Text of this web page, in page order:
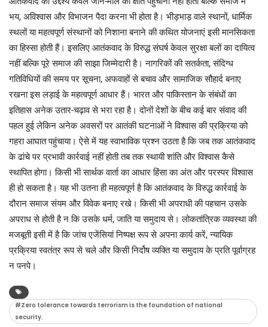
भय, अविश्वास और विभाजन पैदा करना भी होता है। भीड़भाड़ वाले स्थानों, धार्मिक
स्थलों या महत्वपूर्ण संस्थानों को निशाना बनाने की कथित योजनाएं इसी मानसिकता
का हिस्सा होती हैं। इसलिए आतंकवाद के विरुद्ध संघर्ष केवल सुरक्षा बलों का दायित्व
नहीं बल्कि पूरे समाज की साझा जिम्मेदारी है। नागरिकों की सतर्कता, संदिग्ध
गतिविधियों की समय पर सूचना, अफवाहों से बचाव और सामाजिक सौहार्द बनाए
रखना इस लड़ाई के महत्वपूर्ण आधार हैं। भारत और पाकिस्तान के संबंधों का
इतिहास अनेक उतार-चढ़ाव से भरा रहा है। दोनों देशों के बीच कई बार संवाद की
पहल हुई लेकिन अनेक अवसरों पर आतंकी घटनाओं ने विश्वास की प्रक्रिया को
गहरा आघात पहुंचाया। ऐसे में यह स्वाभाविक प्रश्न उठता है कि जब तक आतंकवाद
के ढांचे पर प्रभावी कार्रवाई नहीं होती तब तक स्थायी शांति और विश्वास कैसे
स्थापित होगा। किसी भी सार्थक वार्ता का आधार हिंसा का अंत और परस्पर विश्वास
ही हो सकता है। यह भी उतना ही महत्वपूर्ण है कि आतंकवाद के विरुद्ध कार्रवाई के
दौरान समाज संयम और विवेक बनाए रखे। किसी भी अपराधी की पहचान उसके
अपराध से होती है न कि उसके धर्म, जाति या समुदाय से। लोकतांत्रिक व्यवस्था की
मजबूती इसी में है कि जांच एजेंसियां निष्पक्ष रूप से अपना कार्य करें, न्यायिक
प्रक्रिया स्वतंत्र रूप से चले और किसी निर्दोष व्यक्ति या समुदाय के प्रति पूर्वाग्रह
न पनपे।
#Zero tolerance towards terrorism is the foundation of national
security.